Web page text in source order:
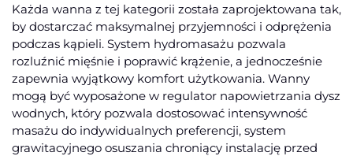
Każda wanna z tej kategorii została zaprojektowana tak,
by dostarczać maksymalnej przyjemności i odprężenia
podczas kąpieli. System hydromasażu pozwala
rozluźnić mięśnie i poprawić krążenie, a jednocześnie
zapewnia wyjątkowy komfort użytkowania. Wanny
mogą być wyposażone w regulator napowietrzania dysz
wodnych, który pozwala dostosować intensywność
masażu do indywidualnych preferencji, system
grawitacyjnego osuszania chroniący instalację przed